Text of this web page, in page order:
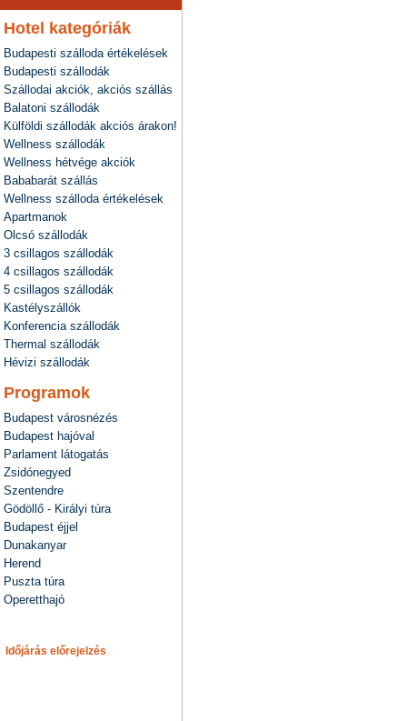
Hotel kategóriák
Budapesti szálloda értékelések
Budapesti szállodák
Szállodai akciók, akciós szállás
Balatoni szállodák
Külföldi szállodák akciós árakon!
Wellness szállodák
Wellness hétvége akciók
Bababarát szállás
Wellness szálloda értékelések
Apartmanok
Olcsó szállodák
3 csillagos szállodák
4 csillagos szállodák
5 csillagos szállodák
Kastélyszállók
Konferencia szállodák
Thermal szállodák
Hévizi szállodák
Programok
Budapest városnézés
Budapest hajóval
Parlament látogatás
Zsidónegyed
Szentendre
Gödöllő - Királyi túra
Budapest éjjel
Dunakanyar
Herend
Puszta túra
Operetthajó
Időjárás előrejelzés